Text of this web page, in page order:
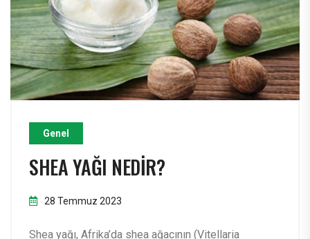
Genel
SHEA YAĞI NEDIR?
28 Temmuz 2023
Shea yağı, Afrika’da shea ağacının (Vitellaria